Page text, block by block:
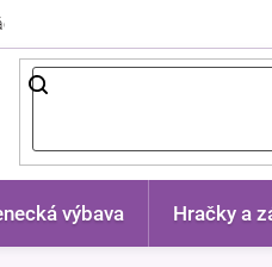
výbava Hračky a